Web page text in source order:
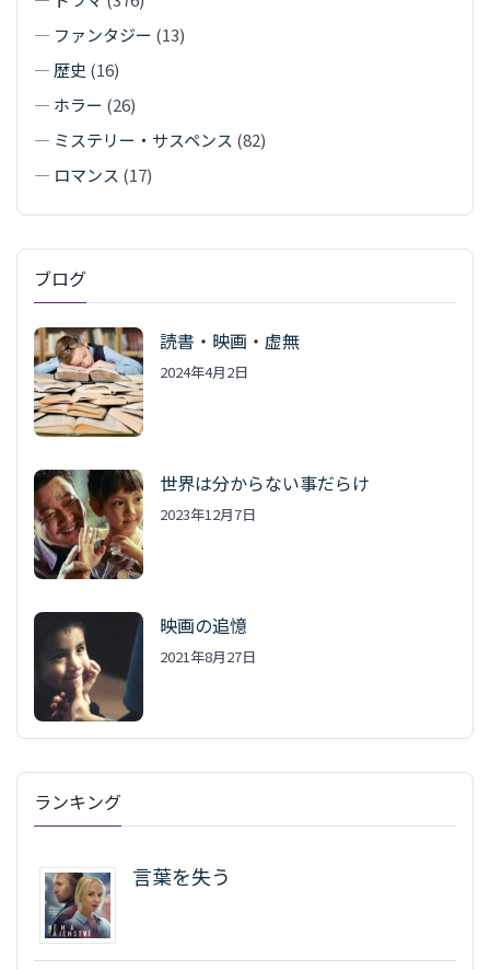
— ファンタジー (13)
— 歴史 (16)
— ホラー (26)
— ミステリー・サスペンス (82)
— ロマンス (17)
ブログ
読書・映画・虚無
2024年4月2日
世界は分からない事だらけ
2023年12月7日
映画の追憶
2021年8月27日
ランキング
言葉を失う